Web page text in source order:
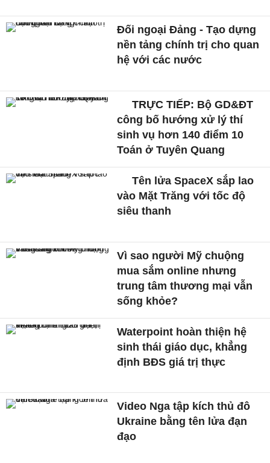
Đối ngoại Đảng - Tạo dựng
nền tảng chính trị cho quan
hệ với các nước
TRỰC TIẾP: Bộ GD&ĐT
công bố hướng xử lý thí
sinh vụ hơn 140 điểm 10
Toán ở Tuyên Quang
Tên lửa SpaceX sắp lao
vào Mặt Trăng với tốc độ
siêu thanh
Vì sao người Mỹ chuộng
mua sắm online nhưng
trung tâm thương mại vẫn
sống khỏe?
Waterpoint hoàn thiện hệ
sinh thái giáo dục, khẳng
định BĐS giá trị thực
Video Nga tập kích thủ đô
Ukraine bằng tên lửa đạn
đạo